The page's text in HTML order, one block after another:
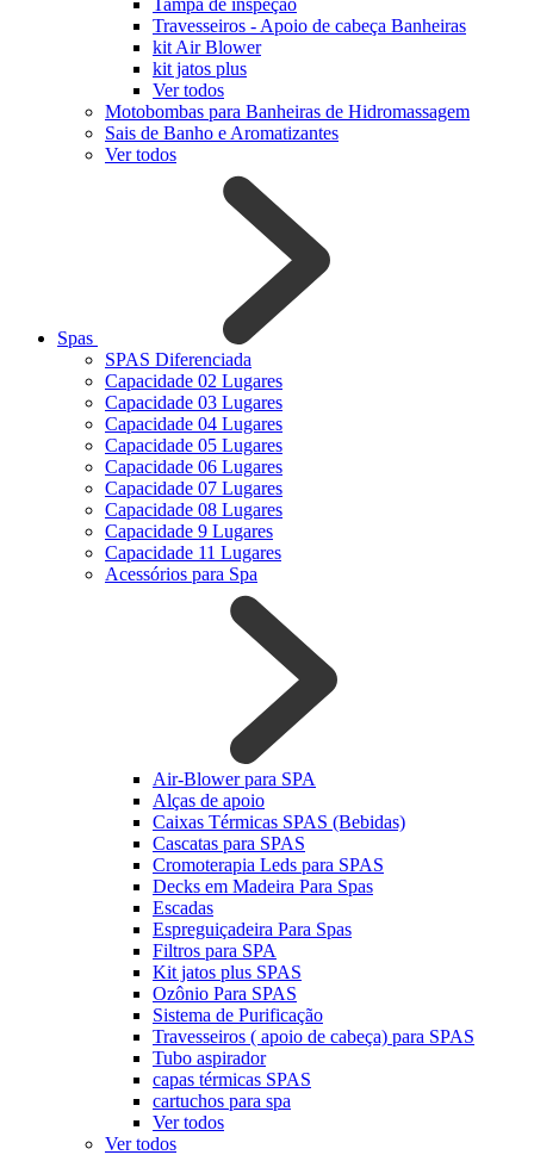
Tampa de inspeção
Travesseiros - Apoio de cabeça Banheiras
kit Air Blower
kit jatos plus
Ver todos
Motobombas para Banheiras de Hidromassagem
Sais de Banho e Aromatizantes
Ver todos
Spas
SPAS Diferenciada
Capacidade 02 Lugares
Capacidade 03 Lugares
Capacidade 04 Lugares
Capacidade 05 Lugares
Capacidade 06 Lugares
Capacidade 07 Lugares
Capacidade 08 Lugares
Capacidade 9 Lugares
Capacidade 11 Lugares
Acessórios para Spa
Air-Blower para SPA
Alças de apoio
Caixas Térmicas SPAS (Bebidas)
Cascatas para SPAS
Cromoterapia Leds para SPAS
Decks em Madeira Para Spas
Escadas
Espreguiçadeira Para Spas
Filtros para SPA
Kit jatos plus SPAS
Ozônio Para SPAS
Sistema de Purificação
Travesseiros ( apoio de cabeça) para SPAS
Tubo aspirador
capas térmicas SPAS
cartuchos para spa
Ver todos
Ver todos